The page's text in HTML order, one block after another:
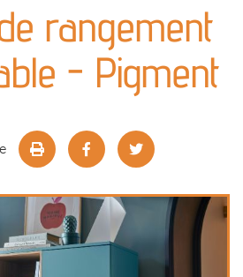
rangement
- Pigment